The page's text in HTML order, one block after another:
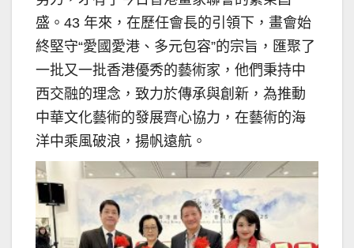
盛。43 年來，在歷任會長的引領下，畫會始
終堅守“愛國愛港、多元包容”的宗旨，匯聚了
一批又一批香港優秀的藝術家，他們秉持中
西交融的理念，致力於傳承與創新，為推動
中華文化藝術的發展齊心協力，在藝術的海
洋中乘風破浪，揚帆遠航。